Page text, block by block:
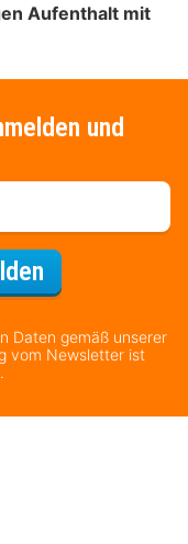
Aufenthalt mit
und
Für den
Daten gemäß unserer
vom Newsletter ist